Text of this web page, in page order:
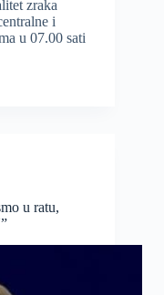
zraka
i
u 07.00 sati
u ratu,